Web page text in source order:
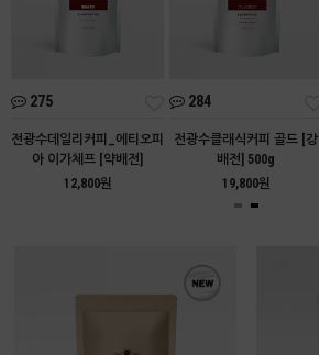
275
전광수데일리커피_에티오피
아 이가체프 [약배전]
12,800원
284
전광수클래식커피 골드 [강
배전] 500g
19,800원